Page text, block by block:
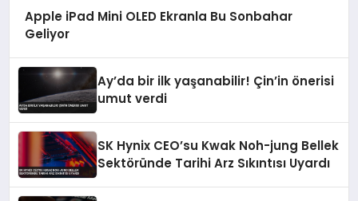
Apple iPad Mini OLED Ekranla Bu Sonbahar
Geliyor
Ay’da bir ilk yaşanabilir! Çin’in önerisi
umut verdi
SK Hynix CEO’su Kwak Noh-jung Bellek
Sektöründe Tarihi Arz Sıkıntısı Uyardı